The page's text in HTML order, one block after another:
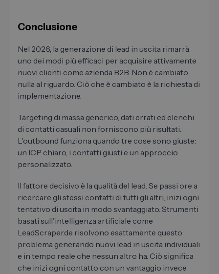
Conclusione
Nel 2026, la generazione di lead in uscita rimarrà
uno dei modi più efficaci per acquisire attivamente
nuovi clienti come azienda B2B. Non è cambiato
nulla al riguardo. Ciò che è cambiato è la richiesta di
implementazione.
Targeting di massa generico, dati errati ed elenchi
di contatti casuali non forniscono più risultati.
L'outbound funziona quando tre cose sono giuste:
un ICP chiaro, i contatti giusti e un approccio
personalizzato.
Il fattore decisivo è la qualità del lead. Se passi ore a
ricercare gli stessi contatti di tutti gli altri, inizi ogni
tentativo di uscita in modo svantaggiato. Strumenti
basati sull'intelligenza artificiale come
LeadScraper.de risolvono esattamente questo
problema generando nuovi lead in uscita individuali
e in tempo reale che nessun altro ha. Ciò significa
che inizi ogni contatto con un vantaggio invece